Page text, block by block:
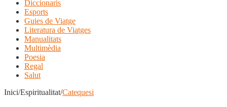
Diccionaris
Esports
Guies de Viatge
Literatura de Viatges
Manualitats
Multimèdia
Poesia
Regal
Salut
Inici/Espiritualitat/Catequesi